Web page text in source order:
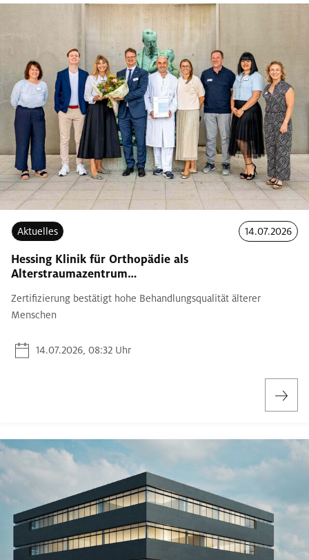
Aktuelles 14.07.2026
Hessing Klinik für Orthopädie als
Alterstraumazentrum…
Zertifizierung bestätigt hohe Behandlungsqualität älterer
Menschen
14.07.2026, 08:32 Uhr